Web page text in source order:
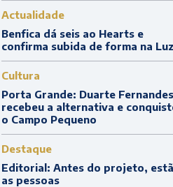
Actualidade
Benfica dá seis ao Hearts e
confirma subida de forma na Luz
Cultura
Porta Grande: Duarte Fernandes
recebeu a alternativa e
o Campo Pequeno
Destaque
Editorial: Antes do projeto,
as pessoas